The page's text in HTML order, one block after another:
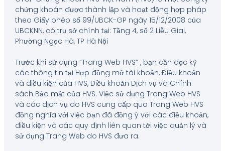
chứng khoán được thành lập và hoạt động hợp pháp
theo Giấy phép số 99/UBCK-GP ngày 15/12/2008 của
UBCKNN, có trụ sở chính tại: Tầng 4, số 2 Liễu Giai,
Phường Ngọc Hà, TP Hà Nội
Trước khi sử dụng “Trang Web HVS” , bạn cần đọc kỹ
các thông tin tại Hợp đồng mở tài khoản, Điều khoản
và điều kiện của HVS, Điều khoản Dịch vụ và Chính
sách Bảo mật của HVS. Việc sử dụng Trang Web HVS
và các dịch vụ do HVS cung cấp qua Trang Web HVS
đồng nghĩa với việc bạn đã đồng ý với các điều khoản,
điều kiện và các quy định liên quan tới việc quản lý và
sử dụng Trang Web do HVS đưa ra.